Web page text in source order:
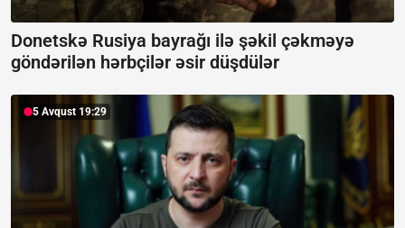
Donetskə Rusiya bayrağı ilə şəkil çəkməyə
göndərilən hərbçilər əsir düşdülər
5 Avqust 19:29